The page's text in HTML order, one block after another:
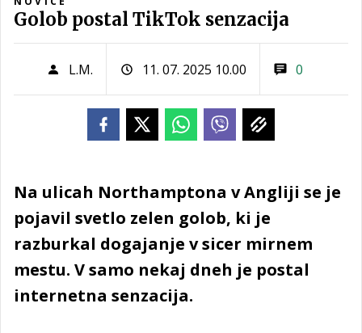
Golob postal TikTok senzacija
L.M. 11. 07. 2025 10.00 0
Na ulicah Northamptona v Angliji se je
pojavil svetlo zelen golob, ki je
razburkal dogajanje v sicer mirnem
mestu. V samo nekaj dneh je postal
internetna senzacija.